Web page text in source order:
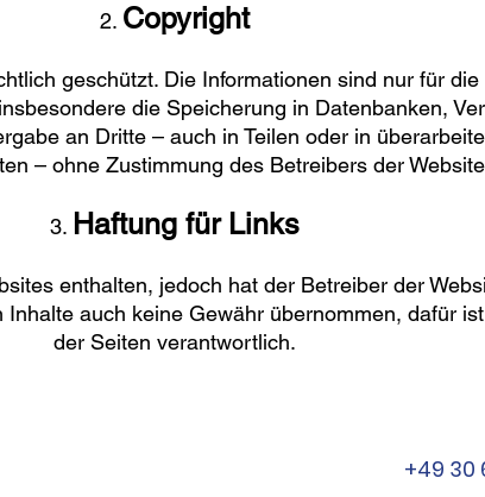
2. Copyright
geschützt. Die Informationen sind nur für
die Speicherung in Datenbanken,
an Dritte – auch in Teilen oder in
– ohne Zustimmung des Betreibers der
3. Haftung für Links
enthalten, jedoch hat der Betreiber der
auch keine Gewähr übernommen, dafür
der Seiten verantwortlich.
+49 30